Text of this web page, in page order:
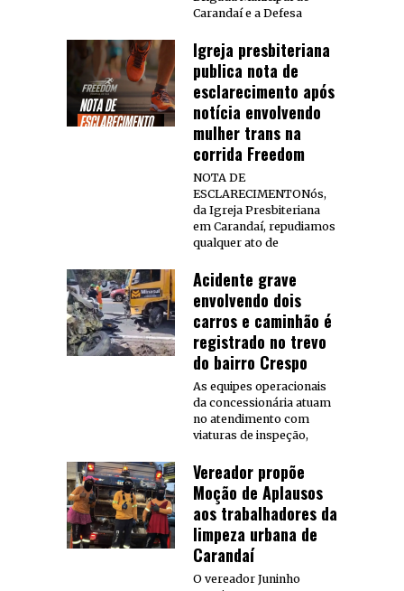
Carandaí e a Defesa
Igreja presbiteriana
publica nota de
esclarecimento após
notícia envolvendo
mulher trans na
corrida Freedom
NOTA DE
ESCLARECIMENTONós,
da Igreja Presbiteriana
em Carandaí, repudiamos
qualquer ato de
Acidente grave
envolvendo dois
carros e caminhão é
registrado no trevo
do bairro Crespo
As equipes operacionais
da concessionária atuam
no atendimento com
viaturas de inspeção,
Vereador propõe
Moção de Aplausos
aos trabalhadores da
limpeza urbana de
Carandaí
O vereador Juninho